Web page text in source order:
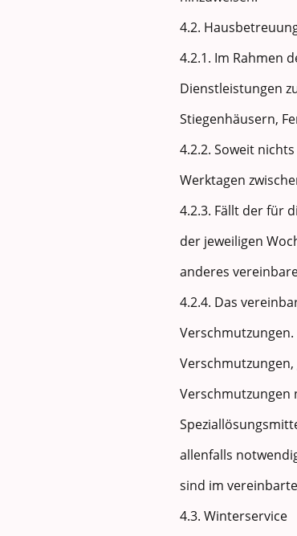
4.2.
4.2.1. Im Rahmen
Dienstleistungen
Stiegenhäusern,
4.2.2. Soweit
Werktagen
4.2.3. Fällt der für
der jeweiligen
anderes
4.2.4. Das
Verschmutzungen
allenfalls
sind im
4.3. Winterservice